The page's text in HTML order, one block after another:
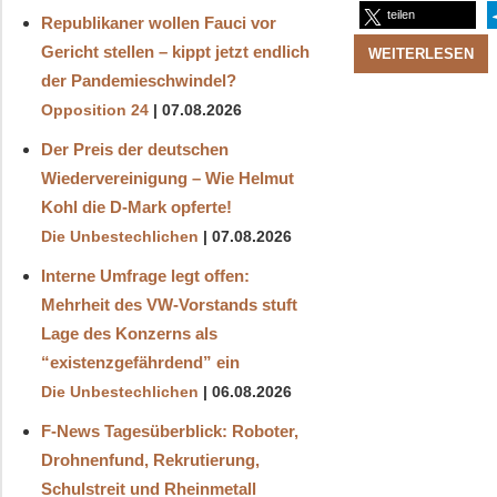
teilen
WEITERLESEN
Republikaner wollen Fauci vor
Gericht stellen – kippt jetzt endlich
der Pandemieschwindel?
Opposition 24 07.08.2026
Der Preis der deutschen
Wiedervereinigung – Wie Helmut
Kohl die D‑Mark opferte!
Die Unbestechlichen 07.08.2026
Interne Umfrage legt offen:
Mehrheit des VW-Vorstands stuft
Lage des Konzerns als
“existenzgefährdend” ein
Die Unbestechlichen 06.08.2026
F-News Tagesüberblick: Roboter,
Drohnenfund, Rekrutierung,
Schulstreit und Rheinmetall